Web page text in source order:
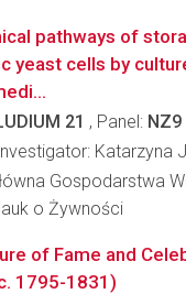
pathways of
yeast cells by
21 , Panel: NZ9
Katarzyna
Gospodarstwa
o Żywności
of Fame and
1795-1831)